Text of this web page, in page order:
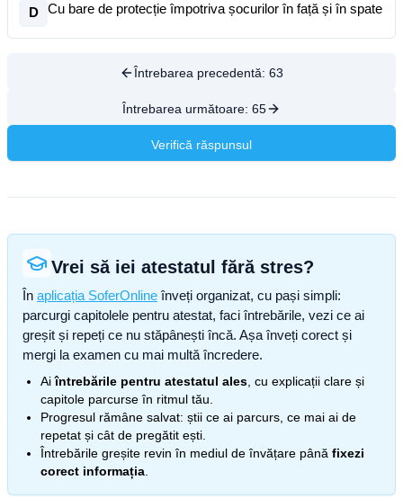
D Cu bare de protecție împotriva șocurilor în față și în spate
Întrebarea precedentă: 63
Întrebarea următoare: 65
Verifică răspunsul
Vrei să iei atestatul fără stres?
În aplicația SoferOnline înveți organizat, cu pași simpli:
parcurgi capitolele pentru atestat, faci întrebările, vezi ce ai
greșit și repeți ce nu stăpânești încă. Așa înveți corect și
mergi la examen cu mai multă încredere.
Aiîntrebările pentru atestatul ales , cu explicații clare și
capitole parcurse în ritmul tău.
Progresul rămâne salvat: știi ce ai parcurs, ce mai ai de
repetat și cât de pregătit ești.
Întrebările greșite revin în mediul de învățare până fixezi
corect informația